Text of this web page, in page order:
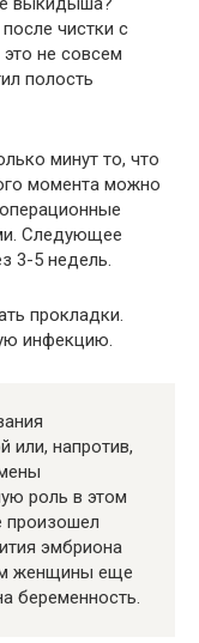
чистки с
не совсем
полость
минут то, что
момента можно
Следующее
3-5 недель.
прокладки.
инфекцию.
или, напротив,
роль в этом
произошел
эмбриона
женщины еще
беременность.